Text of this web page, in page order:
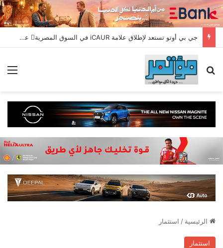
جي بي أوتو تستعد لإطلاق علامة iCAUR في السوق المصرية علامة عالمية جديدة لسيارات الطاقة الجديدة تجمع بين التكنولوجيا الذكية والتصميم الجريء وروح المغامر
بحث عن
الرئيسية / استثمار
استثمار